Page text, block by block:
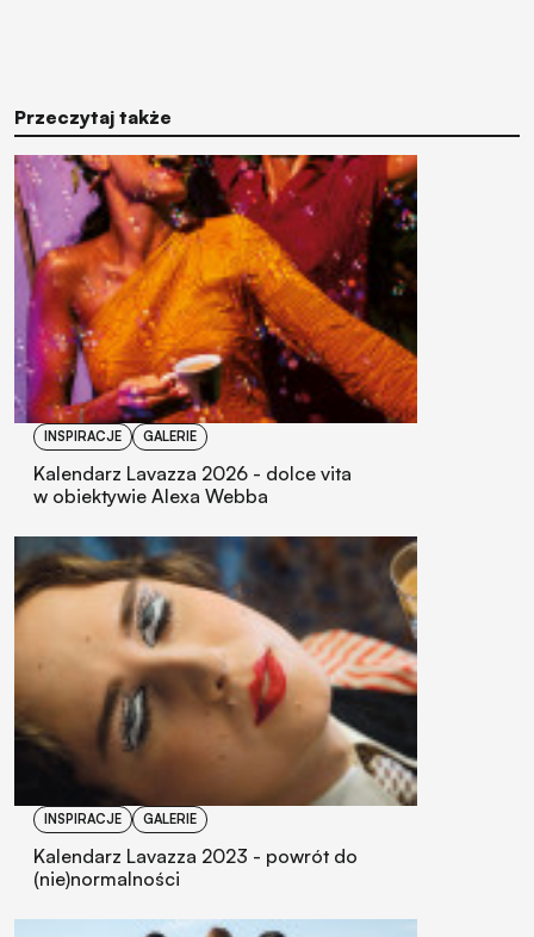
Przeczytaj także
INSPIRACJE GALERIE
Kalendarz Lavazza 2026 - dolce vita
w obiektywie Alexa Webba
INSPIRACJE GALERIE
Kalendarz Lavazza 2023 - powrót do
(nie)normalności